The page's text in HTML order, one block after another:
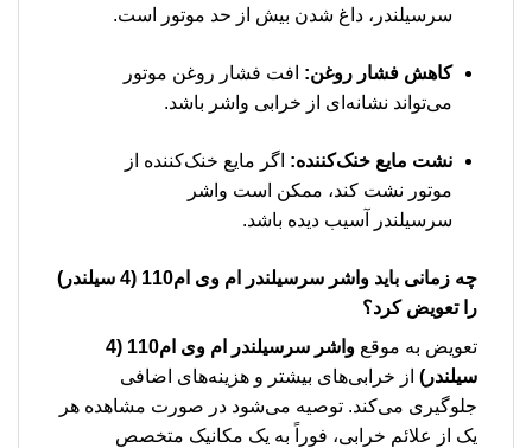
سرسیلندر، داغ شدن بیش از حد موتور است.
کاهش فشار روغن: افت فشار روغن موتور
می‌تواند نشانه‌ای از خرابی واشر باشد.
نشت مایع خنک‌کننده: اگر مایع خنک‌کننده از
موتور نشت کند، ممکن است واشر
سرسیلندر آسیب دیده باشد.
چه زمانی باید واشر سرسیلندر ام وی ام110 (4 سیلندر)
را تعویض کرد؟
تعویض به موقع
واشر سرسیلندر ام وی ام110 (4
سیلندر) از خرابی‌های بیشتر و هزینه‌های اضافی
جلوگیری می‌کند. توصیه می‌شود در صورت مشاهده هر
یک از علائم خرابی، فوراً به یک مکانیک متخصص